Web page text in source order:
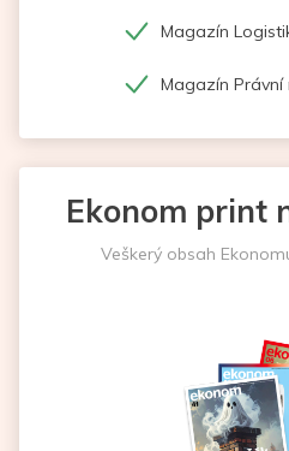
Magazín
Magazín Právní
Ekonom print
Veškerý obsah